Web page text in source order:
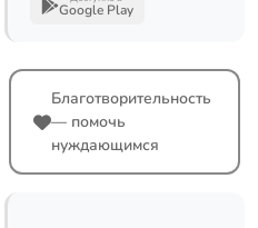
Google Play
Благотворительность
— помочь
нуждающимся